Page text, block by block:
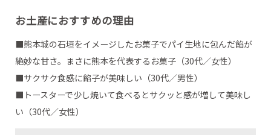
お土産におすすめの理由
■熊本城の石垣をイメージしたお菓子でパイ生地に包んだ餡が
絶妙な甘さ。まさに熊本を代表するお菓子（30代／女性）
■サクサク食感に餡子が美味しい（30代／男性）
■トースターで少し焼いて食べるとサクッと感が増して美味し
い（30代／女性）